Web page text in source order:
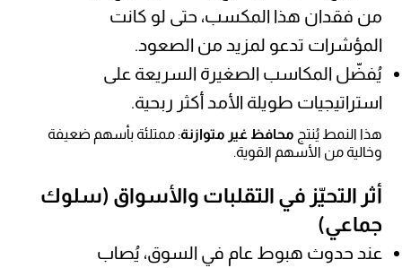
من فقدان هذا المكسب، حتى لو كانت
المؤشرات تدعو لمزيد من الصعود.
يُفضّل المكاسب الصغيرة السريعة على
استراتيجيات طويلة الأمد أكثر ربحية.
هذا النمط يُنتج محافظ غير متوازنة: ممتلئة بأسهم ضعيفة
وخالية من الأسهم القوية.
أثر التحيّز في التقلبات والأسواق (سلوك
جماعي)
عند حدوث هبوط عام في السوق، يُصاب